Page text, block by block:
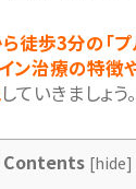
徒歩3分の「
ン治療の特徴
していきましょう。
Contents [hide]